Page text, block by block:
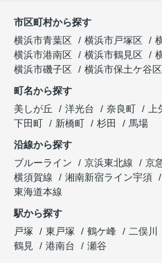
市区町村から探す
横浜市青葉区
横浜市戸塚区
横浜市港南区
横浜市鶴見区
横浜市磯子区
横浜市保土ケ谷区
町名から探す
美しが丘
洋光台 奈良町
下田町
新橋町 杉田
馬場
沿線から探す
ブルーライン
京浜東北線 京
横須賀線
湘南新宿ライン宇須
東海道本線
駅から探す
戸塚
東戸塚 鶴ケ峰 二俣川
鶴見
港南台 瀬谷